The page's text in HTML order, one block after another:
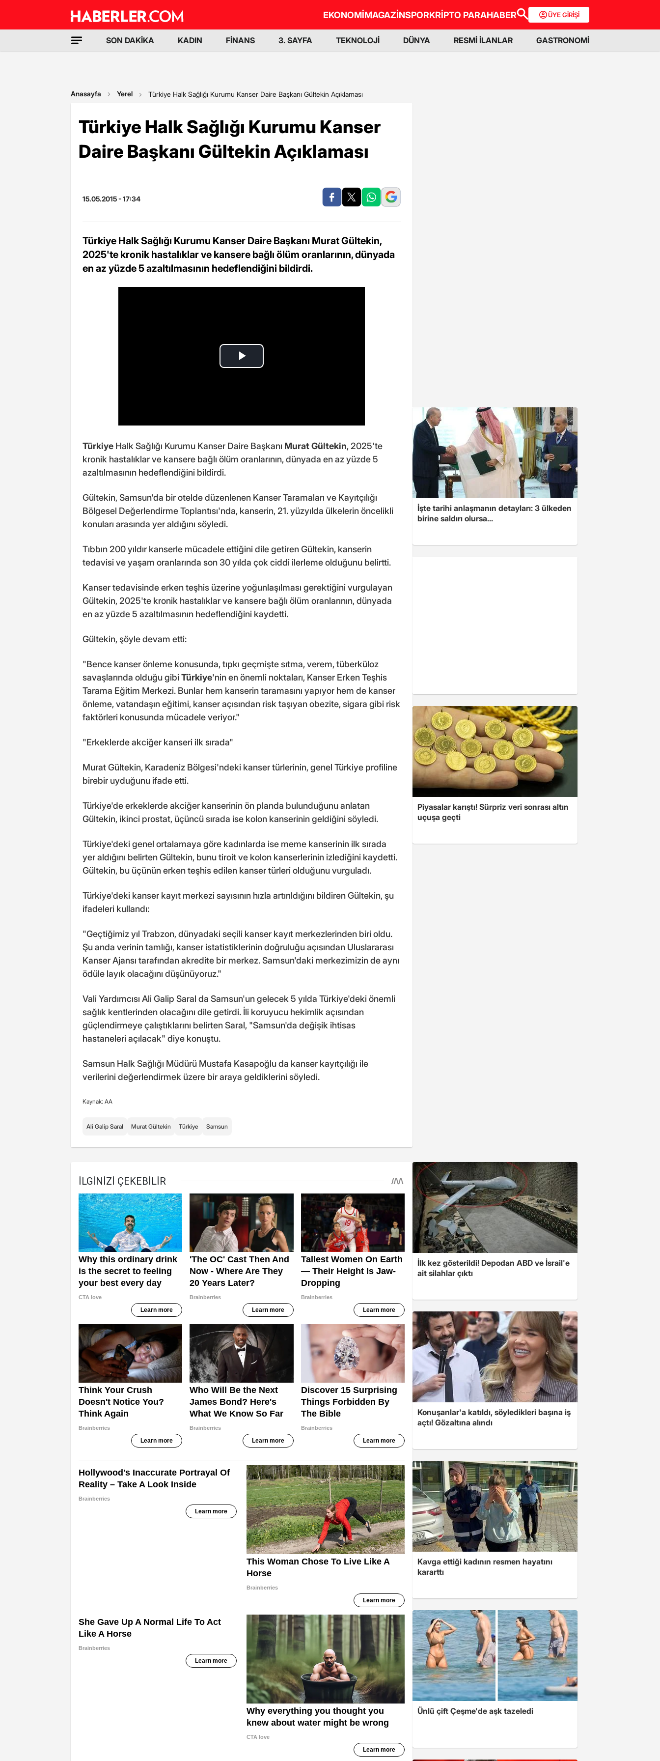
EKONOMİMAGAZİNSPORKRİPTO PARAHABER ÜYE GİRİŞİ
SON DAKİKA KADIN FİNANS 3. SAYFA TEKNOLOJİ DÜNYA RESMİ İLANLAR GASTRONOMİ
Anasayfa Yerel Türkiye Halk Sağlığı Kurumu Kanser Daire Başkanı Gültekin Açıklaması
Türkiye Halk Sağlığı Kurumu Kanser
Daire Başkanı Gültekin Açıklaması
15.05.2015 - 17:34
Türkiye Halk Sağlığı Kurumu Kanser Daire Başkanı Murat Gültekin,
2025'te kronik hastalıklar ve kansere bağlı ölüm oranlarının, dünyada
en az yüzde 5 azaltılmasının hedeflendiğini bildirdi.
Türkiye Halk Sağlığı Kurumu Kanser Daire Başkanı Murat Gültekin, 2025'te
kronik hastalıklar ve kansere bağlı ölüm oranlarının, dünyada en az yüzde 5
azaltılmasının hedeflendiğini bildirdi.
Gültekin, Samsun'da bir otelde düzenlenen Kanser Taramaları ve Kayıtçılığı
Bölgesel Değerlendirme Toplantısı'nda, kanserin, 21. yüzyılda ülkelerin öncelikli
konuları arasında yer aldığını söyledi.
Tıbbın 200 yıldır kanserle mücadele ettiğini dile getiren Gültekin, kanserin
tedavisi ve yaşam oranlarında son 30 yılda çok ciddi ilerleme olduğunu belirtti.
Kanser tedavisinde erken teşhis üzerine yoğunlaşılması gerektiğini vurgulayan
Gültekin, 2025'te kronik hastalıklar ve kansere bağlı ölüm oranlarının, dünyada
en az yüzde 5 azaltılmasının hedeflendiğini kaydetti.
Gültekin, şöyle devam etti:
"Bence kanser önleme konusunda, tıpkı geçmişte sıtma, verem, tüberküloz
savaşlarında olduğu gibiTürkiye'nin en önemli noktaları, Kanser Erken Teşhis
Tarama Eğitim Merkezi. Bunlar hem kanserin taramasını yapıyor hem de kanser
önleme, vatandaşın eğitimi, kanser açısından risk taşıyan obezite, sigara gibi risk
faktörleri konusunda mücadele veriyor."
"Erkeklerde akciğer kanseri ilk sırada"
Murat Gültekin, Karadeniz Bölgesi'ndeki kanser türlerinin, genel Türkiye profiline
birebir uyduğunu ifade etti.
Türkiye'de erkeklerde akciğer kanserinin ön planda bulunduğunu anlatan
Gültekin, ikinci prostat, üçüncü sırada ise kolon kanserinin geldiğini söyledi.
Türkiye'deki genel ortalamaya göre kadınlarda ise meme kanserinin ilk sırada
yer aldığını belirten Gültekin, bunu tiroit ve kolon kanserlerinin izlediğini kaydetti.
Gültekin, bu üçünün erken teşhis edilen kanser türleri olduğunu vurguladı.
Türkiye'deki kanser kayıt merkezi sayısının hızla artırıldığını bildiren Gültekin, şu
ifadeleri kullandı:
"Geçtiğimiz yıl Trabzon, dünyadaki seçili kanser kayıt merkezlerinden biri oldu.
Şu anda verinin tamlığı, kanser istatistiklerinin doğruluğu açısından Uluslararası
Kanser Ajansı tarafından akredite bir merkez. Samsun'daki merkezimizin de aynı
ödüle layık olacağını düşünüyoruz."
Vali Yardımcısı Ali Galip Saral da Samsun'un gelecek 5 yılda Türkiye'deki önemli
sağlık kentlerinden olacağını dile getirdi. İli koruyucu hekimlik açısından
güçlendirmeye çalıştıklarını belirten Saral, "Samsun'da değişik ihtisas
hastaneleri açılacak" diye konuştu.
Samsun Halk Sağlığı Müdürü Mustafa Kasapoğlu da kanser kayıtçılığı ile
verilerini değerlendirmek üzere bir araya geldiklerini söyledi.
Kaynak: AA
Ali Galip Saral Murat Gültekin Türkiye Samsun
İşte tarihi anlaşmanın detayları: 3 ülkeden
birine saldırı olursa...
Piyasalar karıştı! Sürpriz veri sonrası altın
uçuşa geçti
İlk kez gösterildi! Depodan ABD ve İsrail'e
ait silahlar çıktı
Konuşanlar'a katıldı, söyledikleri başına iş
açtı! Gözaltına alındı
Kavga ettiği kadının resmen hayatını
kararttı
Ünlü çift Çeşme'de aşk tazeledi